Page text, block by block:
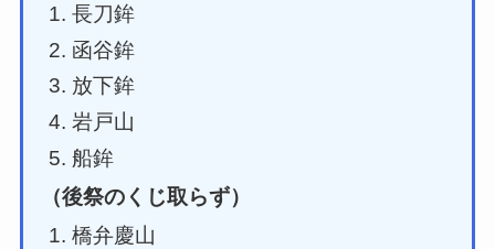
長刀鉾
函谷鉾
放下鉾
岩戸山
船鉾
（後祭のくじ取らず）
橋弁慶山